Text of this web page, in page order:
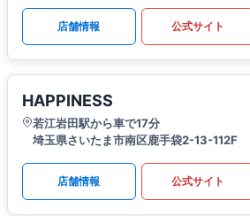
店舗情報 公式サイト
HAPPINESS
若江岩田駅から車で17分
埼玉県さいたま市南区鹿手袋2-13-112F
店舗情報 公式サイト